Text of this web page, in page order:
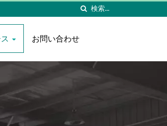
お問い合わせ